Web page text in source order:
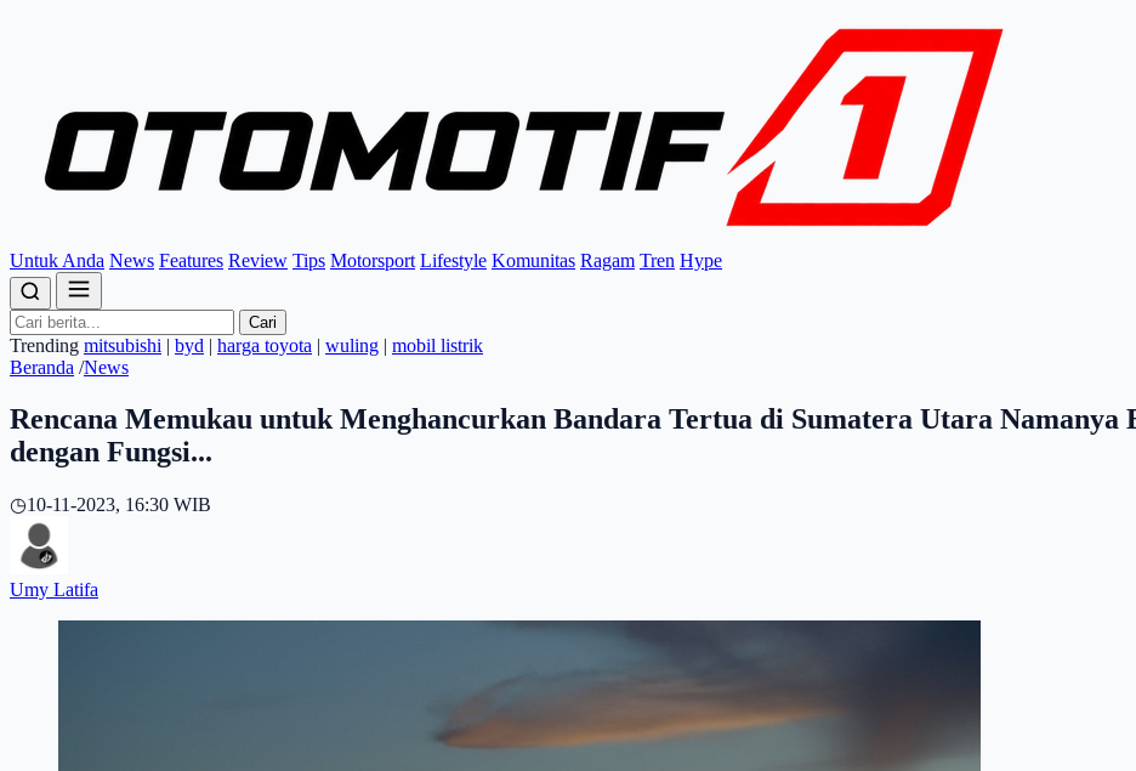
Untuk Anda News Features Review Tips Motorsport Lifestyle Komunitas Ragam Tren Hype
Cari
Trending mitsubishi | byd | harga toyota | wuling | mobil listrik
Beranda /News
Rencana Memukau untuk Menghancurkan Bandara Tertua di Sumatera Utara Namanya
dengan Fungsi...
◷10-11-2023, 16:30 WIB
Umy Latifa